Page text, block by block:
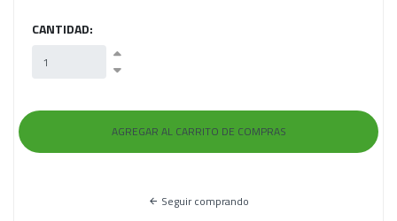
CANTIDAD:
Seguir comprando